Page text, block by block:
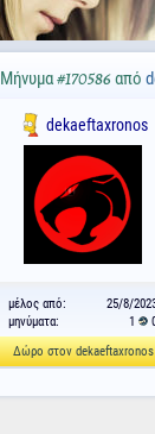
Μήνυμα #170586 από
dekaeftaxronos
μέλος από:
25/8/
μηνύματα:
1
Δώρο στον dekaeftaxronos